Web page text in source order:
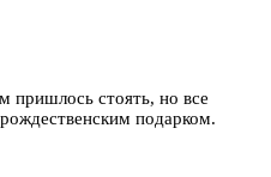
пришлось стоять, но все
подарком.